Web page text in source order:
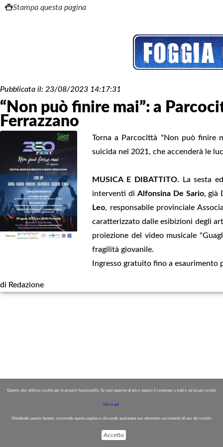
Questo sito utilizza cookie per le proprie funzionalità. Se vuoi saperne di più o negare il consenso a tutti o ad alcuni cookie
clicca qui.
Chiudendo questo banner, scorrendo questa pagina o cliccando qualunque suo elemento acconsenti all uso dei cookie.
Accetto
Stampa questa pagina
Pubblicata il: 23/08/2023 14:17:31
“Non può finire mai”: a
Ferrazzano
Torna a Parcocittà "Non può finire
suicida nel 2021, che accenderà le
MUSICA E DIBATTITO. La sesta
interventi di Alfonsina De Sario, già
Leo, responsabile provinciale
caratterizzato dalle esibizioni degli
proiezione del video musicale
fragilità giovanile.
Ingresso gratuito fino a
di Redazione